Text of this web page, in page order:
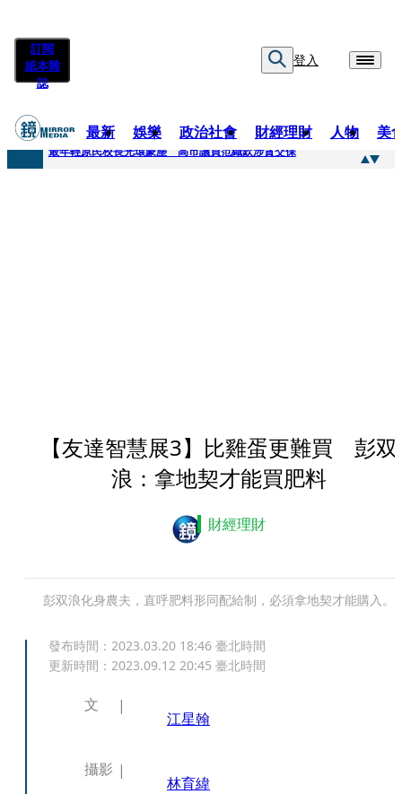
訂閱
紙本雜
誌
登入
最新 娛樂 政治社會 財經理財 人物 美
快訊
最年輕原民校長光環蒙塵 高市議員范織欽涉貪交保
【友達智慧展3】比雞蛋更難買 彭双
浪：拿地契才能買肥料
財經理財
彭双浪化身農夫，直呼肥料形同配給制，必須拿地契才能購入。
發布時間： 2023.03.20 18:46 臺北時間
更新時間： 2023.09.12 20:45 臺北時間
文
江星翰
攝影
林育緯